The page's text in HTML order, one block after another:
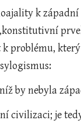
k
problému,
by nebyla
civilizaci; je